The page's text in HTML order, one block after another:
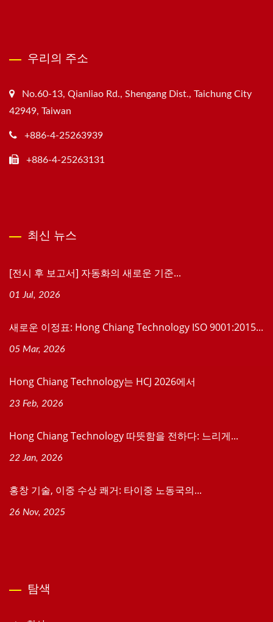
우리의 주소
No.60-13, Qianliao Rd., Shengang Dist., Taichung City
42949, Taiwan
+886-4-25263939
+886-4-25263131
최신 뉴스
[전시 후 보고서] 자동화의 새로운 기준...
01 Jul, 2026
새로운 이정표: Hong Chiang Technology ISO 9001:2015...
05 Mar, 2026
Hong Chiang Technology는 HCJ 2026에서
23 Feb, 2026
Hong Chiang Technology 따뜻함을 전하다: 느리게...
22 Jan, 2026
홍창 기술, 이중 수상 쾌거: 타이중 노동국의...
26 Nov, 2025
탐색